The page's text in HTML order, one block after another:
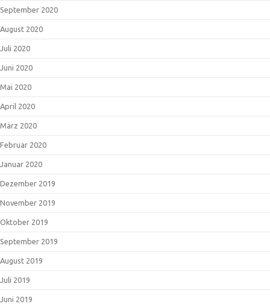
September 2020
August 2020
Juli 2020
Juni 2020
Mai 2020
April 2020
März 2020
Februar 2020
Januar 2020
Dezember 2019
November 2019
Oktober 2019
September 2019
August 2019
Juli 2019
Juni 2019